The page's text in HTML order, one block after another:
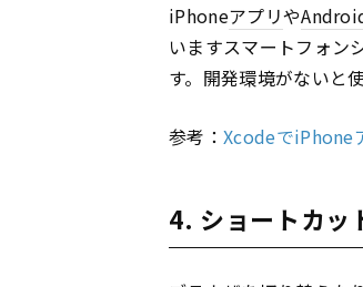
iPhoneアプリや
いますスマートフォン
す。開発環境がないと
参考： XcodeでiPhone
4. ショートカッ